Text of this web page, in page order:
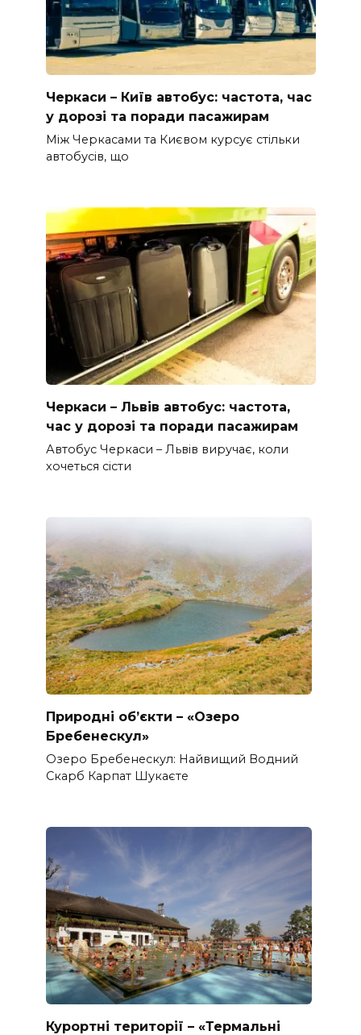
Черкаси – Київ автобус: частота, час
у дорозі та поради пасажирам
Між Черкасами та Києвом курсує стільки
автобусів, що
Черкаси – Львів автобус: частота,
час у дорозі та поради пасажирам
Автобус Черкаси – Львів виручає, коли
хочеться сісти
Природні об’єкти – «Озеро
Бребенескул»
Озеро Бребенескул: Найвищий Водний
Скарб Карпат Шукаєте
Курортні території – «Термальні